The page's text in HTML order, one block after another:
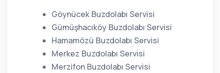
Göynücek Buzdolabı Servisi
Gümüşhacıköy Buzdolabı Servisi
Hamamözü Buzdolabı Servisi
Merkez Buzdolabı Servisi
Merzifon Buzdolabı Servisi